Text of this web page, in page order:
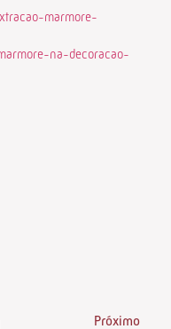
marmore-
na-decoracao-
Próximo